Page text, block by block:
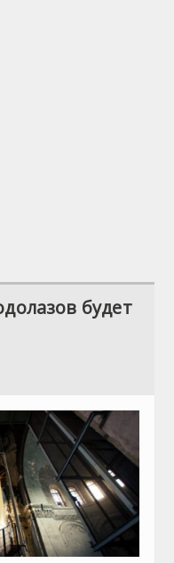
будет